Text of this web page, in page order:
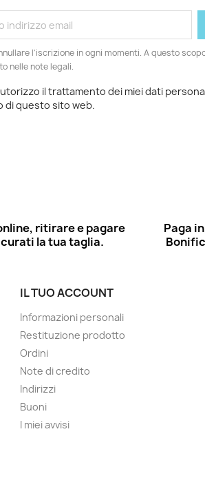
l'iscrizione in ogni momenti. A questo
nelle note legali.
il trattamento dei miei dati
di questo sito web.
ritirare e pagare
la tua taglia.
Paga
IL TUO ACCOUNT
Informazioni personali
Restituzione prodotto
Ordini
Note di credito
Indirizzi
Buoni
I miei avvisi